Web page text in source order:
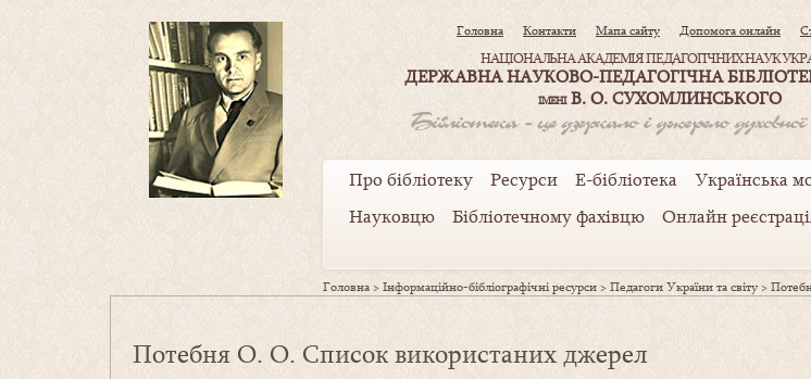
Головна Контакти Мапа сайту Допомога онлайн
НАЦІОНАЛЬНА АКАДЕМІЯ ПЕДАГОГІЧНИХ НАУК
ДЕРЖАВНА НАУКОВО-ПЕДАГОГІЧНА
ІМЕНІВ. О. СУХОМЛИНСЬКОГО
Про бібліотеку Ресурси Е-бібліотека Українська
Науковцю
Бібліотечному фахівцю Онлайн
Головна >Інформаційно-бібліографічні ресурси >Педагоги України та світу >
Потебня О. О. Список використаних джерел